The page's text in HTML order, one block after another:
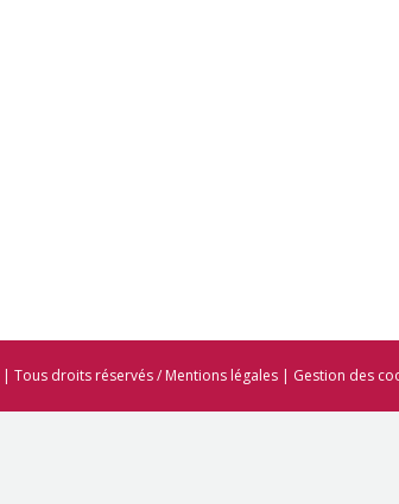
| Tous droits réservés / Mentions légales| Gestion des